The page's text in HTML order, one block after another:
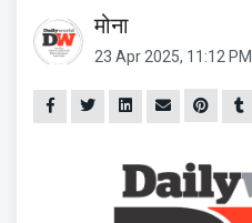
मोना
23 Apr 2025, 11:12 PM